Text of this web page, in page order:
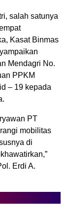
salah satunya
Kasat Binmas
Mendagri No.
PPKM
– 19 kepada
PT
mobilitas
di
Erdi A.